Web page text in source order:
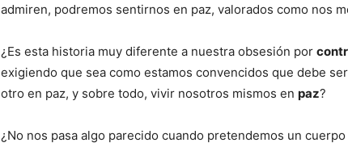
admiren, podremos sentirnos en paz, valorados como nos
¿Es esta historia muy diferente a nuestra obsesión por
exigiendo que sea como estamos convencidos que debe
otro en paz, y sobre todo, vivir nosotros mismos en paz?
¿No nos pasa algo parecido cuando pretendemos un